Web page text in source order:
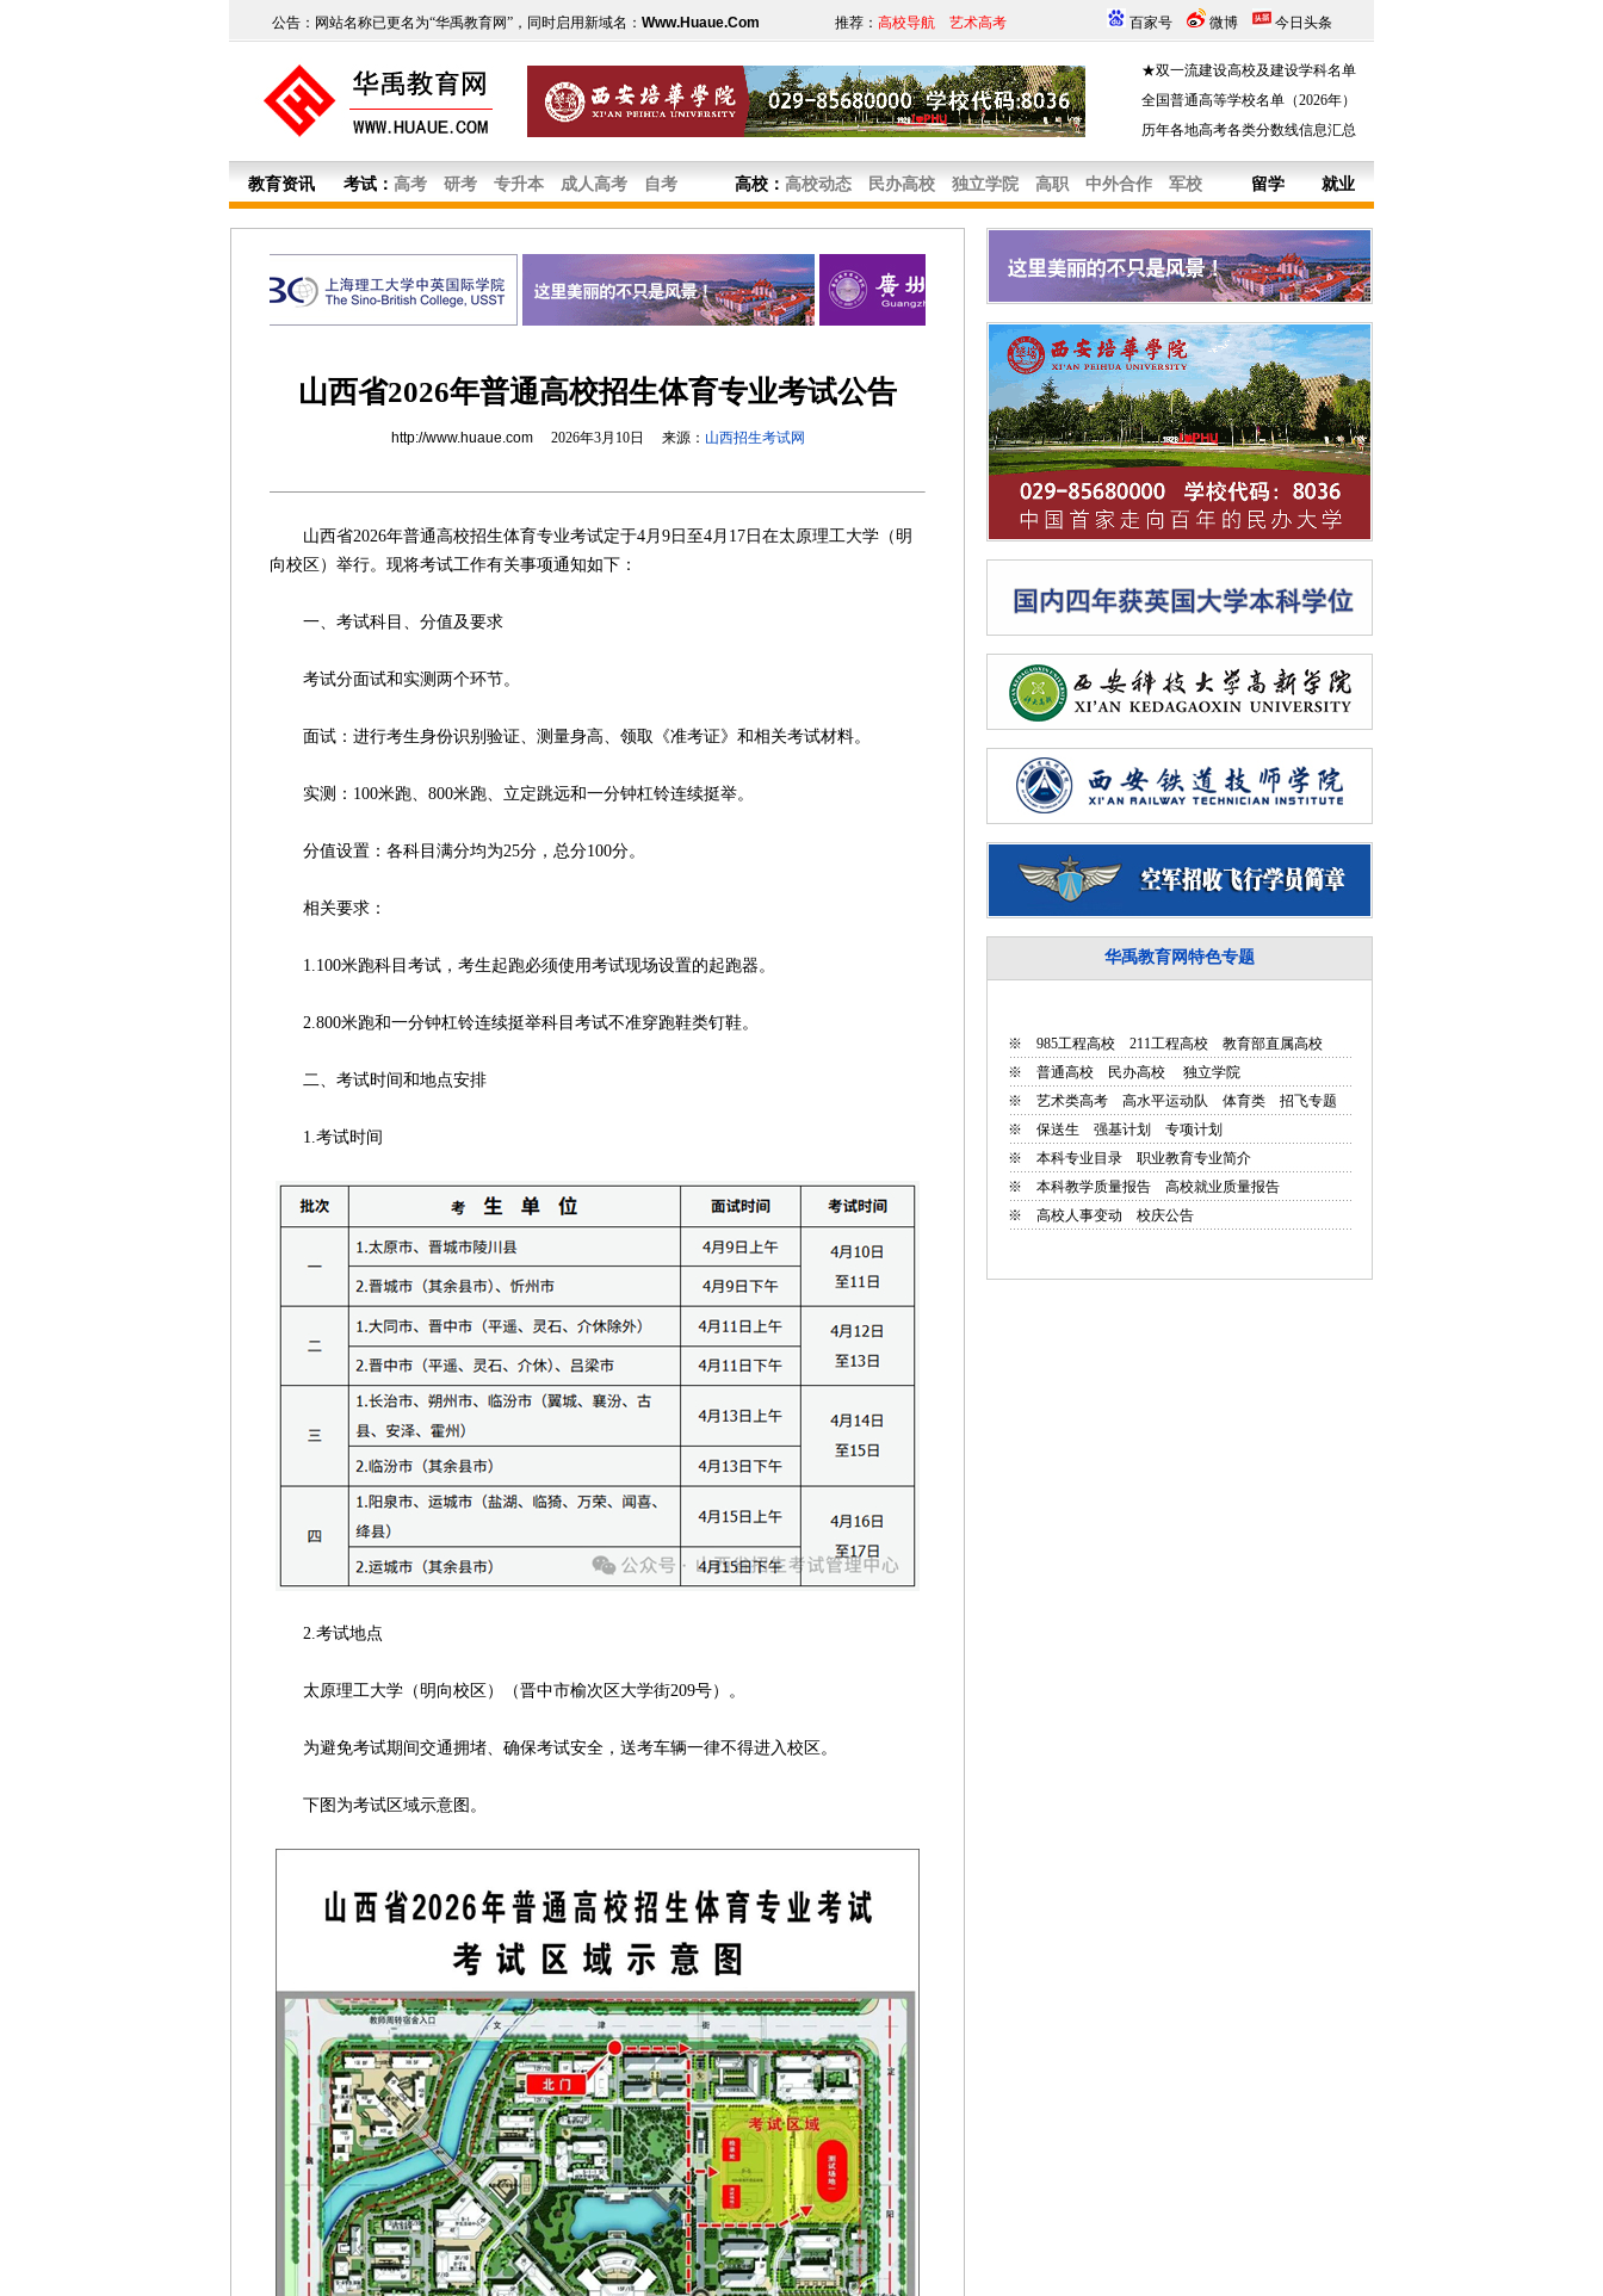
公告：网站名称已更名为“华禹教育网”，同时启用新域名： Www.Huaue.Com 推荐： 高校导航 艺术高考 百家号 微博 今日头条
★双一流建设高校及建设学科名单
全国普通高等学校名单（2026年）
历年各地高考各类分数线信息汇总
教育资讯 考试： 高考 研考 专升本 成人高考 自考 高校： 高校动态 民办高校 独立学院 高职 中外合作 军校 留学 就业
山西省2026年普通高校招生体育专业考试公告
http://www.huaue.com2026年3月10日 来源： 山西招生考试网
山西省2026年普通高校招生体育专业考试定于4月9日至4月17日在太原理工大学（明
向校区）举行。现将考试工作有关事项通知如下：
一、考试科目、分值及要求
考试分面试和实测两个环节。
面试：进行考生身份识别验证、测量身高、领取《准考证》和相关考试材料。
实测：100米跑、800米跑、立定跳远和一分钟杠铃连续挺举。
分值设置：各科目满分均为25分，总分100分。
相关要求：
1.100米跑科目考试，考生起跑必须使用考试现场设置的起跑器。
2.800米跑和一分钟杠铃连续挺举科目考试不准穿跑鞋类钉鞋。
二、考试时间和地点安排
1.考试时间
2.考试地点
太原理工大学（明向校区）（晋中市榆次区大学街209号）。
为避免考试期间交通拥堵、确保考试安全，送考车辆一律不得进入校区。
下图为考试区域示意图。
华禹教育网特色专题
※ 985工程高校 211工程高校
教育部直属高校
※ 普通高校 民办高校
独立学院
※ 艺术类高考 高水平运动队 体育类
招飞专题
※ 保送生 强基计划
专项计划
※ 本科专业目录
职业教育专业简介
※ 本科教学质量报告
高校就业质量报告
※ 高校人事变动 校庆公告